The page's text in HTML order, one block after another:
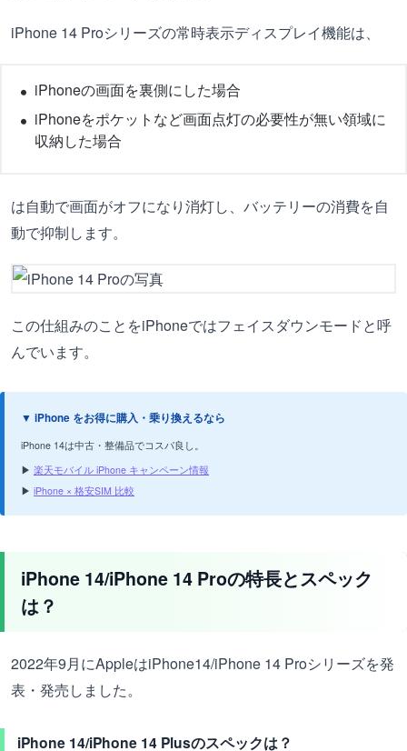
iPhone 14 Proシリーズの常時表示ディスプレイ機能は、
iPhoneの画面を裏側にした場合
iPhoneをポケットなど画面点灯の必要性が無い領域に
収納した場合
は自動で画面がオフになり消灯し、バッテリーの消費を自
動で抑制します。
この仕組みのことをiPhoneではフェイスダウンモードと呼
んでいます。
▼ iPhone をお得に購入・乗り換えるなら
iPhone 14は中古・整備品でコスパ良し。
▶ 楽天モバイル iPhone キャンペーン情報
▶ iPhone × 格安SIM 比較
iPhone 14/iPhone 14 Proの特長とスペック
は？
2022年9月にAppleはiPhone14/iPhone 14 Proシリーズを発
表・発売しました。
iPhone 14/iPhone 14 Plusのスペックは？